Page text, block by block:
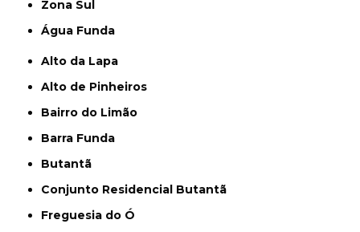
Zona Sul
Água Funda
Alto da Lapa
Alto de Pinheiros
Bairro do Limão
Barra Funda
Butantã
Conjunto Residencial Butantã
Freguesia do Ó